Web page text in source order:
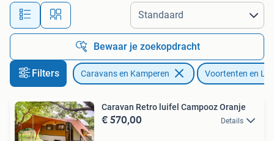
Alle afstanden…
Bewaar je zoekopdracht
Filters Caravans en Kamperen Voortenten en
Caravan Retro luifel Campooz Oranje
€ 570,00 Details